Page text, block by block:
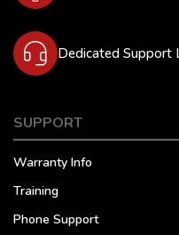
Dedicated Support
SUPPORT
Warranty Info
Training
Phone Support